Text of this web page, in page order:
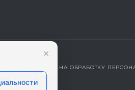
СОГЛАСИЕ НА ОБРАБОТКУ
×